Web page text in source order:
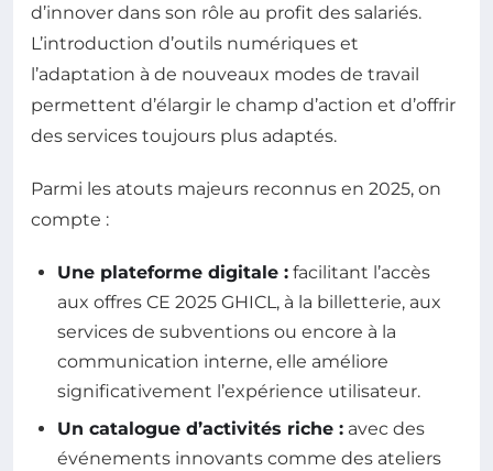
d’innover dans son rôle au profit des salariés.
L’introduction d’outils numériques et
l’adaptation à de nouveaux modes de travail
permettent d’élargir le champ d’action et d’offrir
des services toujours plus adaptés.
Parmi les atouts majeurs reconnus en 2025, on
compte :
Une plateforme digitale : facilitant l’accès
aux offres CE 2025 GHICL, à la billetterie, aux
services de subventions ou encore à la
communication interne, elle améliore
significativement l’expérience utilisateur.
Un catalogue d’activités riche : avec des
événements innovants comme des ateliers